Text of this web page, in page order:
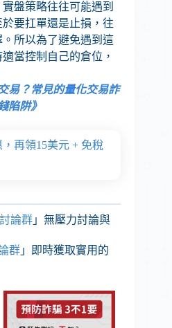
盤策略往往可能遇到
要扛單還是止損，往
所以為了避免遇到這
當控制自己的倉位，
易？常見的量化交易詐
陷阱》
再領15美元 + 免稅
論群 」無壓力討論與
群 」即時獲取實用的